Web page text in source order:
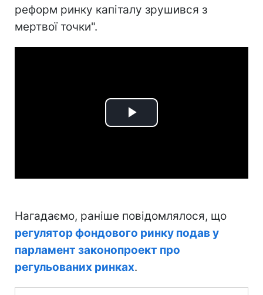
реформ ринку капіталу зрушився з
мертвої точки".
Play
Нагадаємо, раніше повідомлялося, що
регулятор фондового ринку подав у
парламент законопроект про
регульованих ринках.